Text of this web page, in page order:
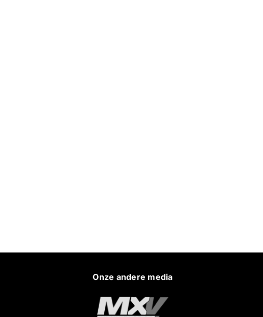
Onze andere media